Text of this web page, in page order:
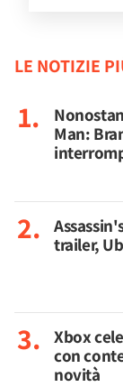
LE NOTIZIE
Man:
trailer,
Xbox
con
novità